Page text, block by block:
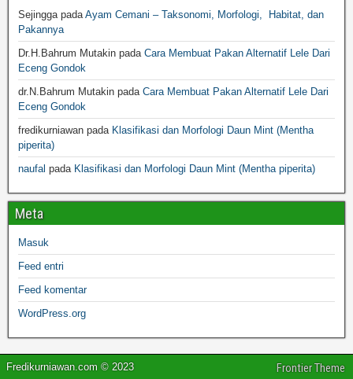
Sejingga pada Ayam Cemani – Taksonomi, Morfologi, Habitat, dan
Pakannya
Dr.H.Bahrum Mutakin pada Cara Membuat Pakan Alternatif Lele Dari
Eceng Gondok
dr.N.Bahrum Mutakin pada Cara Membuat Pakan Alternatif Lele Dari
Eceng Gondok
fredikurniawan pada Klasifikasi dan Morfologi Daun Mint (Mentha
piperita)
naufal pada Klasifikasi dan Morfologi Daun Mint (Mentha piperita)
Meta
Masuk
Feed entri
Feed komentar
WordPress.org
Fredikurniawan.com © 2023 Frontier Theme